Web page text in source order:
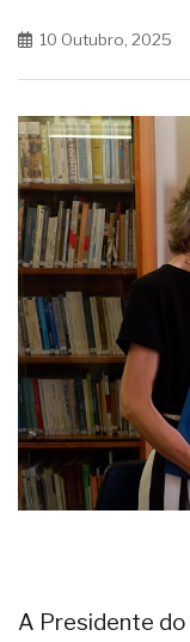
10 Outubro, 2025
A Presidente do